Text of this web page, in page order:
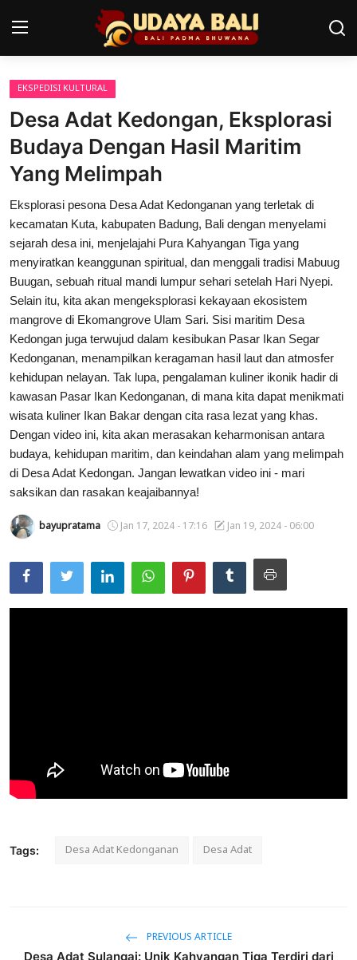
Home
Pura
Desa Adat
Tradisi
Kearifan lokal
Alam Bali
Kisah
Usadha
Indonesia
EKSPEDISI KULTURAL
Desa Adat Kedongan, Eksplorasi
Budaya Dengan Hasil Maritim
Yang Melimpah
Eksplorasi pesona Desa Adat Kedonganan yang terletak di
kecamatan Kuta, kabupaten Badung, Bali dengan menyelami
sejarah desa ini, menjelajahi Pura Kahyangan Tiga yang
menyiratkan keanggunan spiritual, dan menggali tradisi Mabuug
Buugan, sebuah ritual mandi lumpur sehari setelah Hari Nyepi.
Selain itu, kita akan mengeksplorasi kekayaan ekosistem
mangrove di Ekomangrove Ulam Sari. Sisi maritim Desa
Kedongan juga terwujud dalam kesibukan Pasar Ikan Segar
Kedonganan, menampilkan keragaman hasil laut dan atmosfer
kehidupan nelayan. Tak lupa, pengalaman kuliner ikonik hadir di
kawasan Pasar Ikan Kedonganan, di mana kita dapat menikmati
wisata kuliner Ikan Bakar dengan cita rasa lezat yang khas.
Dengan video ini, kita akan merasakan keharmonisan antara
budaya, kehidupan maritim, dan keindahan alam yang melimpah
di Desa Adat Kedongan. Jangan lewatkan video ini - mari
saksikan dan rasakan keajaibannya!
bayupratama Jan 17, 2024 - 17:16 Jan 19, 2024 - 06:00
Tags: Desa Adat Kedonganan Desa Adat
PREVIOUS ARTICLE
Desa Adat Sulangai: Unik Kahyangan Tiga Terdiri dari